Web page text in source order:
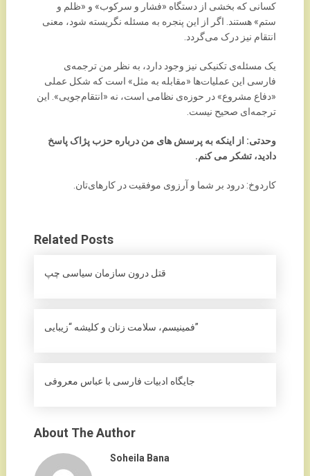
کسانی که بخشی از دستگاه «فشار و سرکوب» و «ظلم و
ستم» هستند. اگر از این پنجره به مسئله نگریسته شود، معنی
انتقام نیز درک می‌گردد.
یک مسئله‌ی تکنیکی نیز وجود دارد، به نظر من ترجمه‌ی
فارسی این عملیات‌ها «مقابله به مثل»‌ است که شکل عملی
«دفاع مشروع»‌ در حوزه‌ی نظامی است، نه «انتقام‌جویی». این
ترجمه‌ای صحیح نیست.
وحدتی: از اینکه به پرسش های من درباره حزب پژاک پاسخ
دادید، تشکر می کنم.
کاردوخ: درود بر شما و آرزوی موفقیت در کارهای‌تان.
Related Posts
قتل درون سازمان سیاسی چپ
فمینیسم، سلامت زنان و کلیشه “زیبایی”
جایگاه ادبیات فارسی با عباس معروفی
About The Author
Soheila Bana